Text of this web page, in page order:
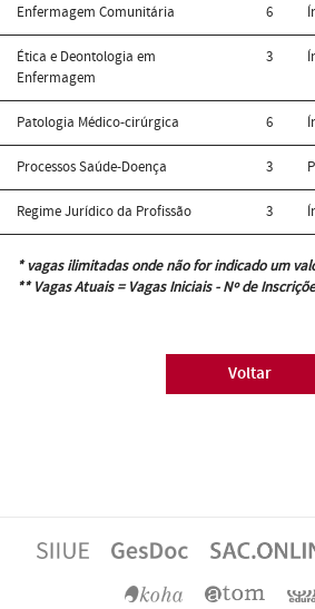
Enfermagem Comunitária 6
Ética e Deontologia em
Enfermagem
3
Patologia Médico-cirúrgica 6
Processos Saúde-Doença 3
Regime Jurídico da Profissão 3
* vagas ilimitadas onde não for indicado um
** Vagas Atuais = Vagas Iniciais - Nº de
Voltar